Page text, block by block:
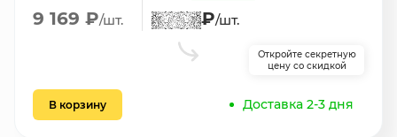
9 169 ₽/шт. ₽/шт.
Откройте секретную
цену со скидкой
В корзину Доставка 2-3 дня